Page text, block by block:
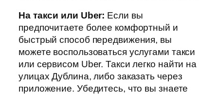
На такси или Uber: Если вы
предпочитаете более комфортный и
быстрый способ передвижения, вы
можете воспользоваться услугами такси
или сервисом Uber. Такси легко найти на
улицах Дублина, либо заказать через
приложение. Убедитесь, что вы знаете